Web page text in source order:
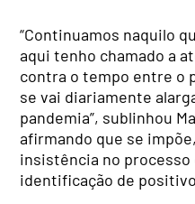
“Continuamos naquilo
aqui tenho chamado a
contra o tempo entre o
se vai diariamente
pandemia”, sublinhou
afirmando que se
insistência no
identificação de